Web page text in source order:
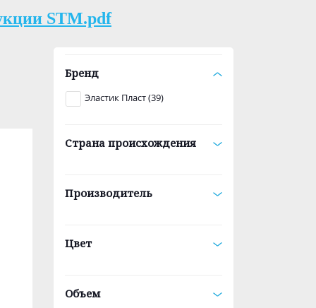
STM.pdf
Бренд
Эластик Пласт (39)
Страна происхождения
Производитель
Цвет
Объем